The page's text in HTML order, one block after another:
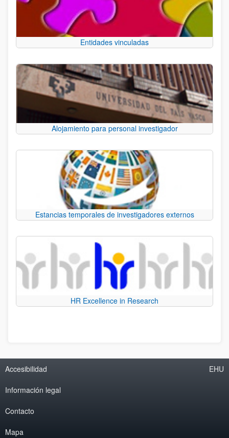
Entidades vinculadas
Alojamiento para personal investigador
Estancias temporales de investigadores externos
HR Excellence in Research
Accesibilidad
Información legal
Contacto
Mapa
EHU